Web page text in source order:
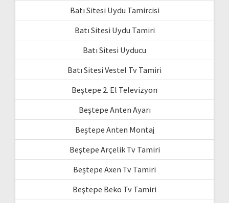
Batı Sitesi Uydu Tamircisi
Batı Sitesi Uydu Tamiri
Batı Sitesi Uyducu
Batı Sitesi Vestel Tv Tamiri
Beştepe 2. El Televizyon
Beştepe Anten Ayarı
Beştepe Anten Montaj
Beştepe Arçelik Tv Tamiri
Beştepe Axen Tv Tamiri
Beştepe Beko Tv Tamiri